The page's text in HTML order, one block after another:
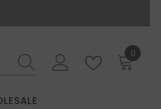
0
0